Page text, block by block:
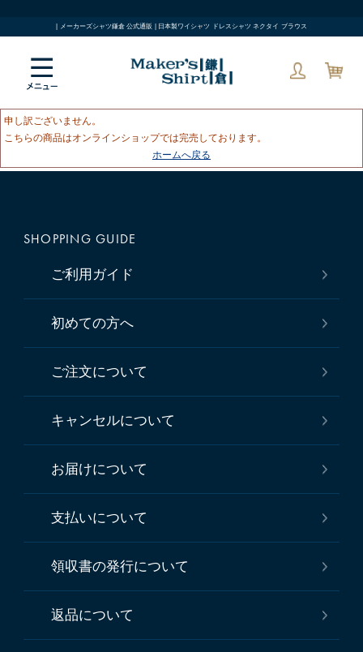
| メーカーズシャツ鎌倉 公式通販 | 日本製ワイシャツ ドレスシャツ ネクタイ ブラウス
申し訳ございません。
こちらの商品はオンラインショップでは完売しております。
ホームへ戻る
SHOPPING GUIDE
ご利用ガイド
初めての方へ
ご注文について
キャンセルについて
お届けについて
支払いについて
領収書の発行について
返品について